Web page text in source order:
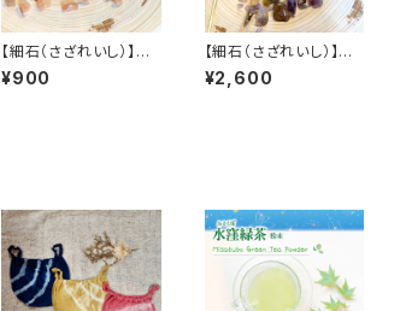
【細石（さざれいし）】サ
ンストーン 100g
¥900
【細石（さざれいし）】ス
ーパーセブン 100g
¥2,600